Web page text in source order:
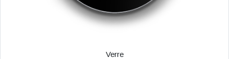
Verre